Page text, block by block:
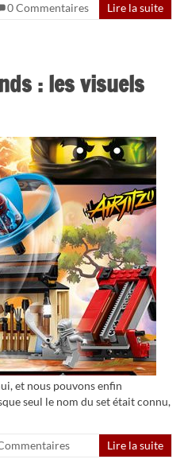
0 Commentaires Lire la suite
: les visuels
et nous pouvons enfin
seul le nom du set était connu,
Lire la suite